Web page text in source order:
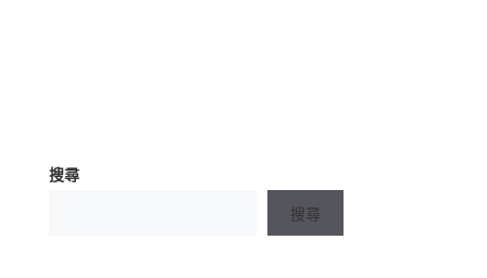
搜尋
搜尋